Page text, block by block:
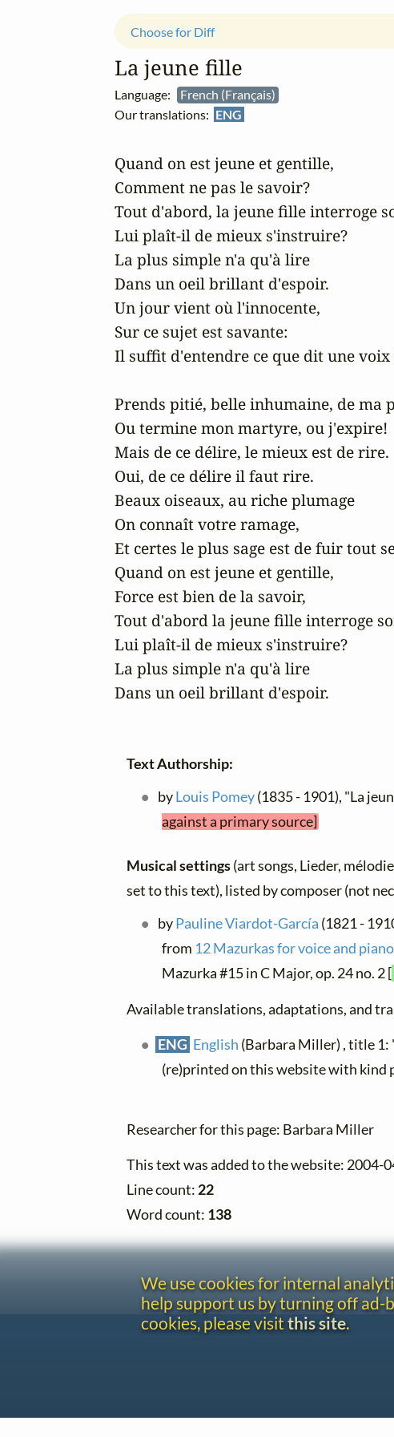
La jeune fille
Language:
French (Français)
Our translations: ENG
Choose for Diff
Quand on est jeune et gentille,
Comment ne pas le savoir?
Tout d'abord, la jeune fille interroge
Lui plaît-il de mieux s'instruire?
La plus simple n'a qu'à lire
Dans un oeil brillant d'espoir.
Un jour vient où l'innocente,
Sur ce sujet est savante:
Il suffit d'entendre ce que dit une voix
Prends pitié, belle inhumaine, de ma
Ou termine mon martyre, ou j'expire!
Mais de ce délire, le mieux est de rire.
Oui, de ce délire il faut rire.
Beaux oiseaux, au riche plumage
On connaît votre ramage,
Et certes le plus sage est de fuir tout
Quand on est jeune et gentille,
Force est bien de la savoir,
Tout d'abord la jeune fille interroge
Lui plaît-il de mieux s'instruire?
La plus simple n'a qu'à lire
Dans un oeil brillant d'espoir.
Text Authorship:
byLouis Pomey(1835 - 1901), "La
against a primary source]
Musical settings(art songs, Lieder,
set to this text), listed by composer (not
byPauline Viardot-García (1821 -
from 12 Mazurkas for voice and piano
Mazurka #15 in C Major, op. 24 no. 2 [
Available translations, adaptations, and
ENG English (Barbara Miller) , title 1:
(re)printed on this website with kind
Researcher for this page: Barbara Miller
This text was added to the website: 2004-
Line count: 22
Word count: 138
We use cookies for internal
help support us by turning off ad-
cookies, please visit this site.